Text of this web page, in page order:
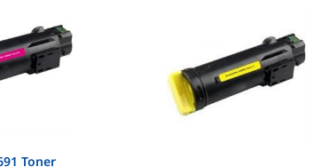
Toner